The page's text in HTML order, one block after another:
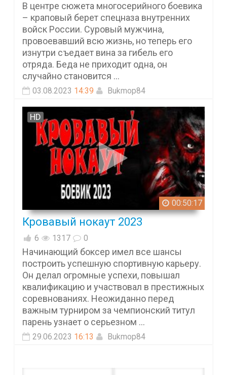
В центре сюжета многосерийного боевика
– краповый берет спецназа внутренних
войск России. Суровый мужчина,
провоевавший всю жизнь, но теперь его
изнутри съедает вина за гибель его
отряда. Беда не приходит одна, он
случайно становится ...
03.08.2023 14:39 Bukmop84
00:50:17
HD
Кровавый нокаут 2023
6 1317 0
Начинающий боксер имел все шансы
построить успешную спортивную карьеру.
Он делал огромные успехи, повышал
квалификацию и участвовал в престижных
соревнованиях. Неожиданно перед
важным турниром за чемпионский титул
парень узнает о серьезном ...
29.06.2023 16:13 Bukmop84